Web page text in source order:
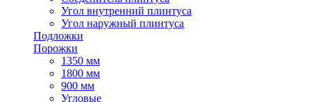
Угол внутренний плинтуса
Угол наружный плинтуса
Подложки
Порожки
1350 мм
1800 мм
900 мм
Угловые